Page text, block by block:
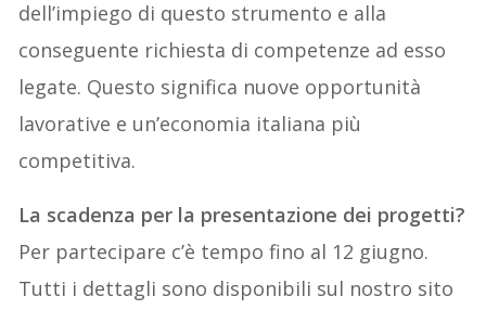
dell’impiego di questo strumento e alla
conseguente richiesta di competenze ad esso
legate. Questo significa nuove opportunità
lavorative e un’economia italiana più
competitiva.
La scadenza per la presentazione dei progetti?
Per partecipare c’è tempo fino al 12 giugno.
Tutti i dettagli sono disponibili sul nostro sito